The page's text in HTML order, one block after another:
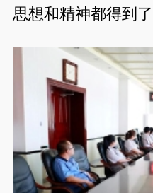
思想和精神都得到